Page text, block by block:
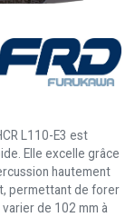
L110-E3 est
Elle excelle grâce
hautement
permettant de forer
de 102 mm à